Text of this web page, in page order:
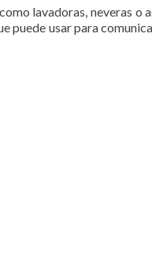
lavadoras, neveras o
puede usar para